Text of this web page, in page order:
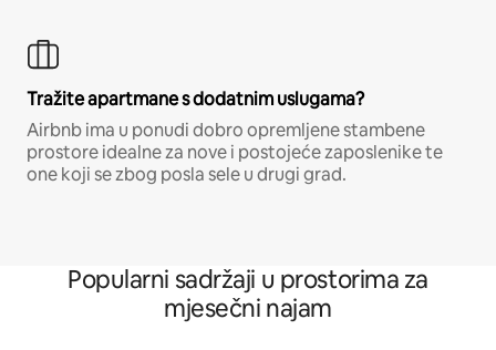
Tražite apartmane s dodatnim uslugama?
Airbnb ima u ponudi dobro opremljene stambene
prostore idealne za nove i postojeće zaposlenike te
one koji se zbog posla sele u drugi grad.
Popularni sadržaji u prostorima za
mjesečni najam